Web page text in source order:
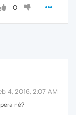
0
4, 2016, 2:07 AM
né?